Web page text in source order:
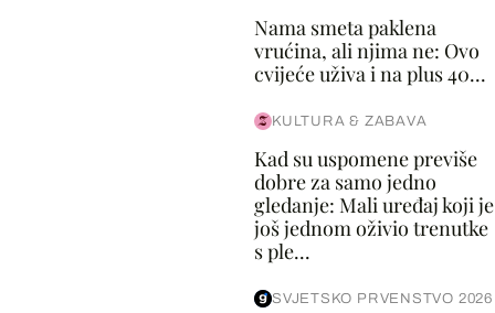
Nama smeta paklena
vrućina, ali njima ne: Ovo
cvijeće uživa i na plus 40...
KULTURA & ZABAVA
Kad su uspomene previše
dobre za samo jedno
gledanje: Mali uređaj koji je
još jednom oživio trenutke
s ple...
SVJETSKO PRVENSTVO 2026